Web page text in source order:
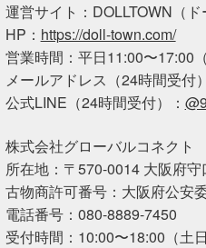
運営サイト：DOLLTOWN（ド
HP： https://doll-town.com/
営業時間：平日11:00〜17:00
メールアドレス（24時間受付
公式LINE（24時間受付）：
株式会社グローバルコネクト
所在地：〒570-0014 大阪府
古物商許可番号：大阪府公安
電話番号：080-8889-7450
受付時間：10:00〜18:00（土日